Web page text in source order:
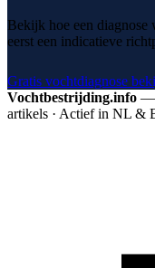
Bekijk hoe een diagnose
eerst een indicatieve
Gratis vochtdiagnose
Vochtbestrijding.info —
artikels · Actief in NL &